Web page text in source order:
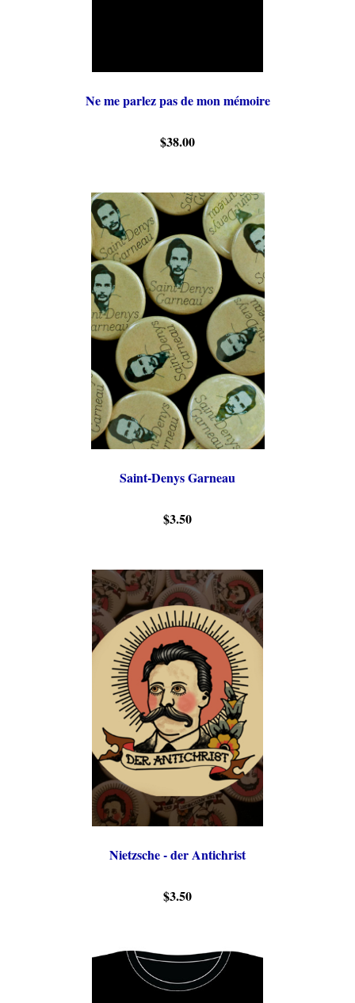
Ne me parlez pas de mon mémoire
$38.00
Saint-Denys Garneau
$3.50
Nietzsche - der Antichrist
$3.50